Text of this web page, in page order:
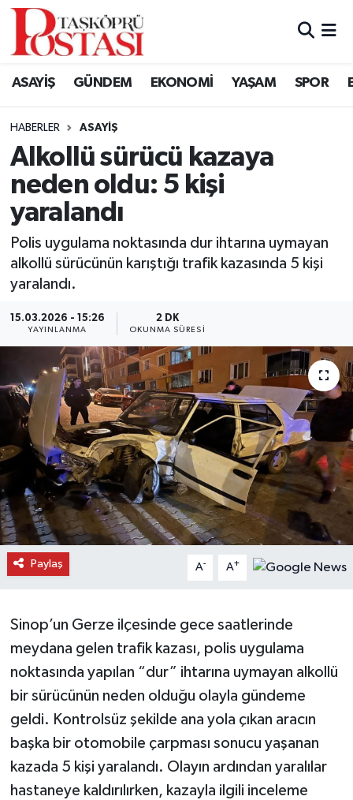
ASAYİŞ GÜNDEM EKONOMİ YAŞAM SPOR
HABERLER ASAYIŞ
Alkollü sürücü kazaya
neden oldu: 5 kişi
yaralandı
Polis uygulama noktasında dur ihtarına uymayan
alkollü sürücünün karıştığı trafik kazasında 5 kişi
yaralandı.
15.03.2026 - 15:26
YAYINLANMA
2 DK
OKUNMA SÜRESI
Paylaş A- A+
Sinop’un Gerze ilçesinde gece saatlerinde
meydana gelen trafik kazası, polis uygulama
noktasında yapılan “dur” ihtarına uymayan alkollü
bir sürücünün neden olduğu olayla gündeme
geldi. Kontrolsüz şekilde ana yola çıkan aracın
başka bir otomobile çarpması sonucu yaşanan
kazada 5 kişi yaralandı. Olayın ardından yaralılar
hastaneye kaldırılırken, kazayla ilgili inceleme
Kastamonu Vefat Edenler
Araç Haberleri
Azdavay Haberleri
Bozkurt Haberleri
Daday Haberleri
Devrekani Haberleri
Doğanyurt Haberleri
Hanönü Haberleri
İhsangazi Haberleri
Küre Haberleri
Merkez Haberleri
Pınarbaşı Haberleri
Şenpazar Haberleri
Seydiler Haberleri